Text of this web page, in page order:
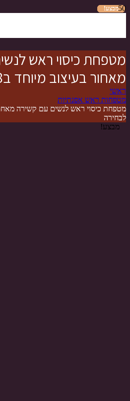
מטפחת כיסוי ראש
מאחור בעיצוב מיוחד ב8 צבעים לבחירה
ראשי
מטפחות ראש אפנתיות
לבחירה
מבצע!
מבצע!
מבצע!
מבצע!
מבצע!
מבצע!
מבצע!
מבצע!